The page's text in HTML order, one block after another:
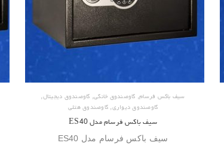
سیف باکس فرسام, گاوصندوق خانگی, گاوصندوق دیجیتال,
گاوصندوق دیواری, گاوصندوق هتلی
سیف باکس فرسام مدل ES40
سیف باکس فرسام مدل ES40